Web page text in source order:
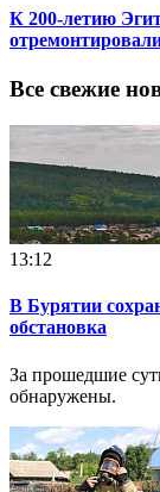
К 200-летию
Все свежие
13:12
В Бурятии
обстановка
За прошедшие
обнаружены.